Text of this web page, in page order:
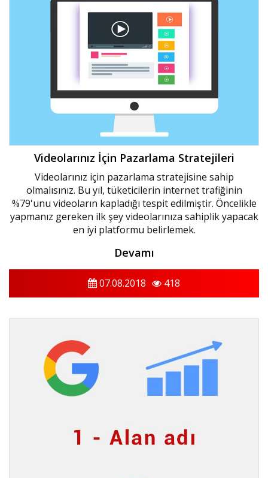
Videolarınız İçin Pazarlama Stratejileri
Videolarınız için pazarlama stratejisine sahip
olmalısınız. Bu yıl, tüketicilerin internet trafiğinin
%79'unu videoların kapladığı tespit edilmiştir. Öncelikle
yapmanız gereken ilk şey videolarınıza sahiplik yapacak
en iyi platformu belirlemek.
Devamı
07.08.2018 418